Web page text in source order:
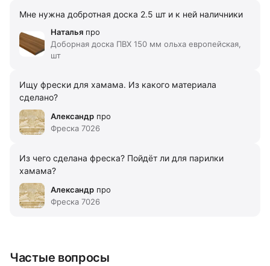
Мне нужна добротная доска 2.5 шт и к ней наличники
Наталья про
Доборная доска ПВХ 150 мм ольха европейская,
шт
Ищу фрески для хамама. Из какого материала
сделано?
Александр про
Фреска 7026
Из чего сделана фреска? Пойдёт ли для парилки
хамама?
Александр про
Фреска 7026
Частые вопросы